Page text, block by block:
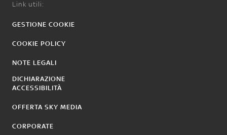
Link utili:
GESTIONE COOKIE
COOKIE POLICY
NOTE LEGALI
DICHIARAZIONE
ACCESSIBILITÀ
OFFERTA SKY MEDIA
CORPORATE